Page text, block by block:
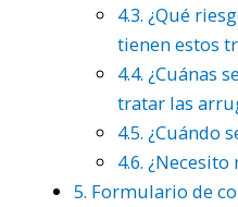
4.3. ¿Qué
tienen estos
4.4. ¿Cuánas
tratar las
4.5. ¿Cuándo
4.6. ¿Necesito
5. Formulario de